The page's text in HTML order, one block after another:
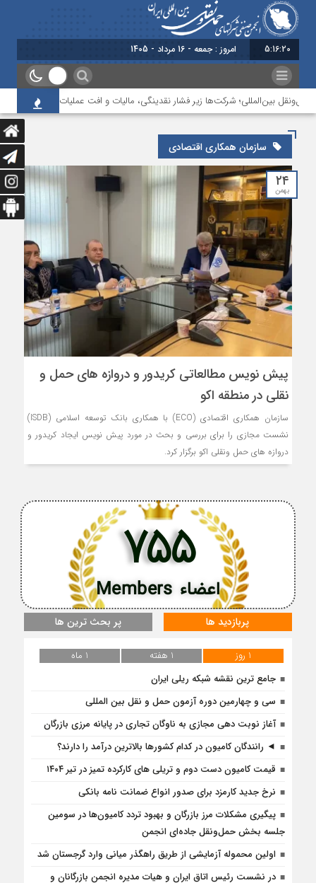
5:16:21 امروز : جمعه - 16 مرداد - 1405
بین‌المللی؛ شرکت‌ها زیر فشار نقدینگی، مالیات و افت عملیات
سازمان همکاری اقتصادی
۲۴
بهمن
پیش نویس مطالعاتی کریدور و دروازه های حمل و
نقلی در منطقه اکو
سازمان همکاری اقتصادی (ECO) با همکاری بانک توسعه اسلامی (ISDB)
نشست مجازی را برای بررسی و بحث در مورد پیش نویس ایجاد کریدور و
دروازه های حمل ونقلی اکو برگزار کرد.
اعضاء Members
755
پربازدید ها پر بحث ترین ها
1 روز 1 هفته
1 ماه
جامع ترین نقشه شبکه ریلی ایران
سی و چهارمین دوره آزمون حمل و نقل بین المللی
آغاز نوبت دهی مجازی به ناوگان تجاری در پایانه مرزی بازرگان
◄ رانندگان کامیون در کدام کشورها بالاترین درآمد را دارند؟
قیمت کامیون دست دوم و تریلی‌ های کارکرده تمیز در تیر ۱۴۰۴
نرخ جدید کارمزد برای صدور انواع ضمانت نامه بانکی
پیگیری مشکلات مرز بازرگان و بهبود تردد کامیون‌ها در سومین
جلسه بخش حمل‌ونقل جاده‌ای انجمن
اولین محموله آزمایشی از طریق راهگذر میانی وارد گرجستان شد
در نشست رئیس اتاق ایران و هیات مدیره انجمن بازرگانان و